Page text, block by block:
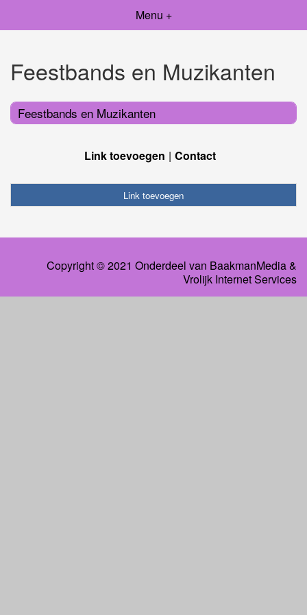
Menu +
Feestbands en Muzikanten
Feestbands en Muzikanten
Link toevoegen Contact
Link toevoegen
Copyright © 2021 Onderdeel van BaakmanMedia&
Vrolijk Internet Services